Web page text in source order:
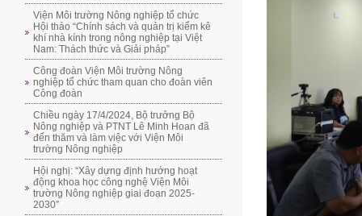
Viện Môi trường Nông nghiệp tổ chức
Hội thảo “Chính sách và quản trị kiểm kê
khí nhà kính trong nông nghiệp tại Việt
Nam: Thách thức và Giải pháp”
Công đoàn Viện Môi trường Nông
nghiệp tổ chức tham quan cho đoàn viên
Công đoàn
Chiều ngày 17/4/2024, Bộ trưởng Bộ
Nông nghiệp và PTNT Lê Minh Hoan đã
đến thăm và làm việc với Viện Môi
trường Nông nghiệp
Hội nghị: “Xây dựng định hướng hoạt
động khoa học công nghệ Viện Môi
trường Nông nghiệp giai đoạn 2025-
2030”